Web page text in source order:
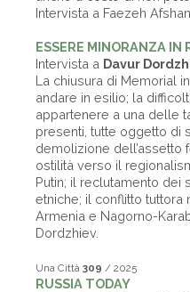
Intervista a Faezeh Afshan.
ESSERE MINORANZA IN
Intervista a Davur
La chiusura di Memorial
andare in esilio; la
appartenere a una delle
presenti, tutte oggetto di
demolizione dell’assetto
ostilità verso il
Putin; il reclutamento dei
etniche; il conflitto tuttora
Armenia e Nagorno-
Dordzhiev.
Una Città 309 / 2025
RUSSIA TODAY